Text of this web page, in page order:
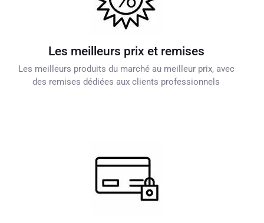
Les meilleurs prix et remises
Les meilleurs produits du marché au meilleur prix, avec
des remises dédiées aux clients professionnels